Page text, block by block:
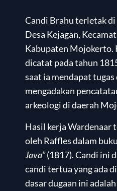
Candi Brahu terletak
Desa Kejagan,
Kabupaten Mojokerto.
dicatat pada tahun
saat ia mendapat
mengadakan
arkeologi di daerah
Hasil kerja Wardenaar
oleh Raffles dalam
Java”(1817). Candi ini
candi tertua yang ada
dasar dugaan ini